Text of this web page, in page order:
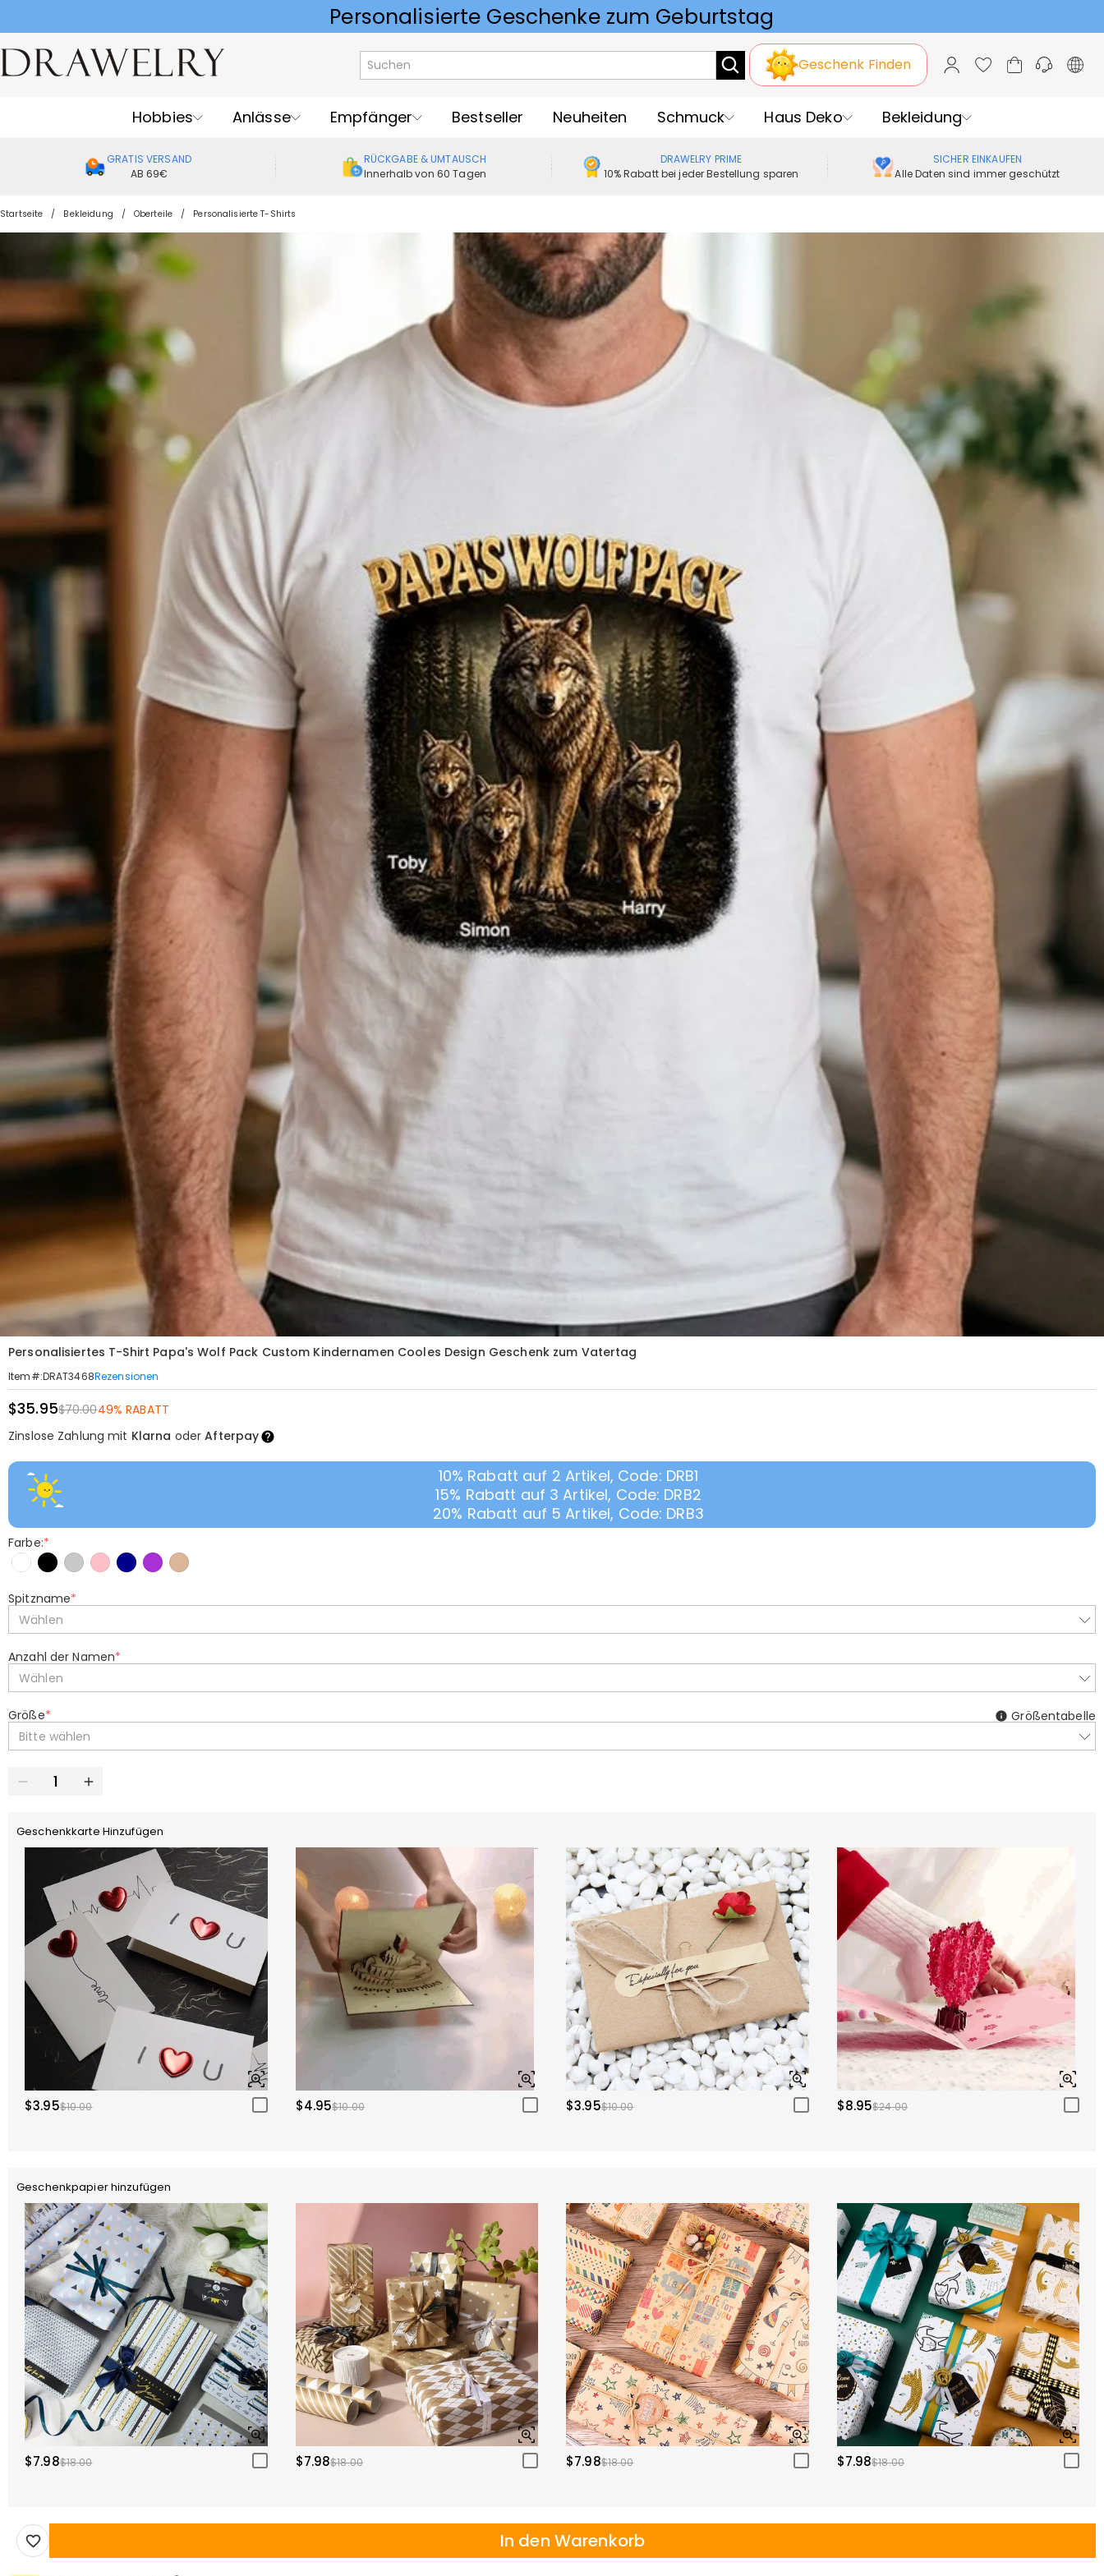
Vorlieben für Hochzeitsgeschenke
Geschenk Finden
Hobbies Anlässe Empfänger Bestseller Neuheiten Schmuck Haus Deko Bekleidung
GRATIS VERSAND
AB 69€
RÜCKGABE & UMTAUSCH
Innerhalb von 60 Tagen
DRAWELRY PRIME
10% Rabatt bei jeder Bestellung sparen
SICHER EINKAUFEN
Alle Daten sind immer geschützt
Startseite Bekleidung Oberteile Personalisierte T-Shirts
Personalisiertes T-Shirt Papa's Wolf Pack Custom Kindernamen Cooles Design Geschenk zum Vatertag
Item#:DRAT3468Rezensionen
$35.95$70.0049% RABATT
Zinslose Zahlung mit Klarna oderAfterpay
10% Rabatt auf 2 Artikel, Code: DRB1
15% Rabatt auf 3 Artikel, Code: DRB2
20% Rabatt auf 5 Artikel, Code: DRB3
Farbe:*
Spitzname*
Wählen
Anzahl der Namen*
Wählen
Größe*
Bitte wählen
Größentabelle
Geschenkkarte Hinzufügen
$3.95$10.00 $4.95$10.00 $3.95$10.00 $8.95$24.00
Geschenkpapier hinzufügen
$7.98$18.00 $7.98$18.00 $7.98$18.00 $7.98$18.00
In den Warenkorb